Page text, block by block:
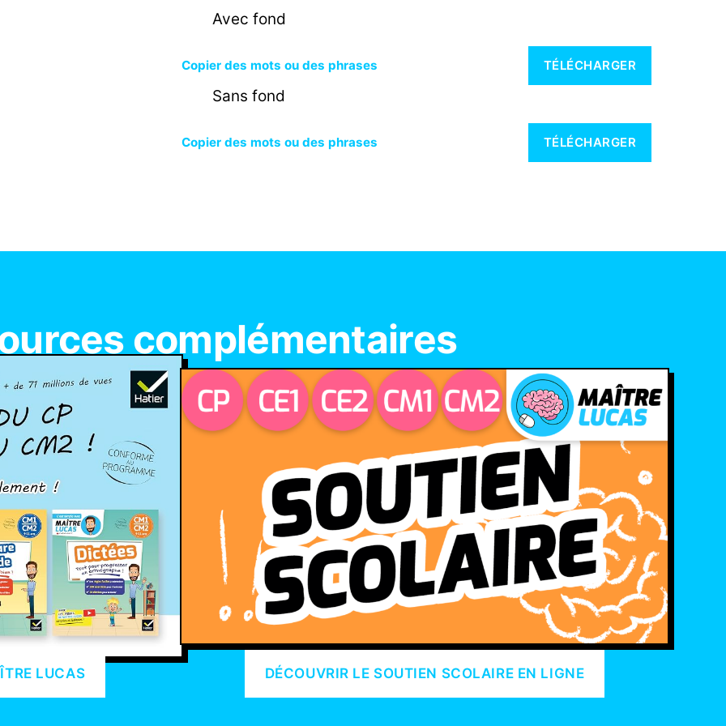
Avec fond
Copier des mots ou des phrases TÉLÉCHARGER
Sans fond
Copier des mots ou des phrases TÉLÉCHARGER
complémentaires
LUCAS DÉCOUVRIR LE SOUTIEN SCOLAIRE EN LIGNE